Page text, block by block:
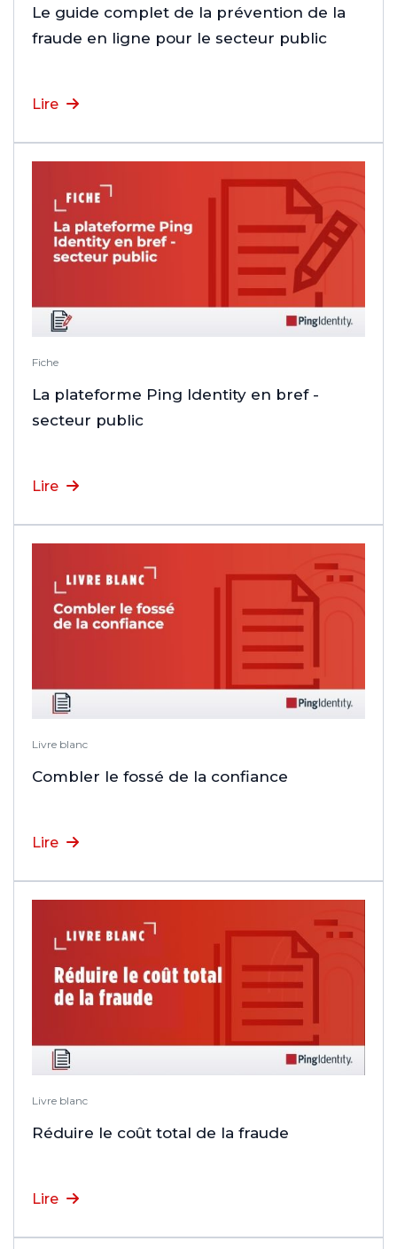
Le guide complet de la prévention de la
fraude en ligne pour le secteur public
Lire
Fiche
La plateforme Ping Identity en bref -
secteur public
Lire
Livre blanc
Combler le fossé de la confiance
Lire
Livre blanc
Réduire le coût total de la fraude
Lire